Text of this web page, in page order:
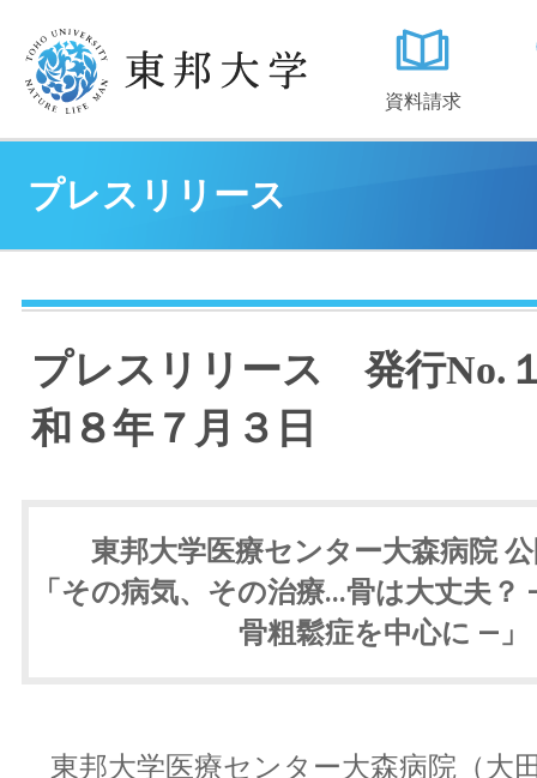
資料請求
プレスリリース
プレスリリース 発行No.
和８年７月３日
東邦大学医療センター大森病院
「その病気、その治療...骨は大丈夫
骨粗鬆症を中心に —」
東邦大学医療センター大森病院（大